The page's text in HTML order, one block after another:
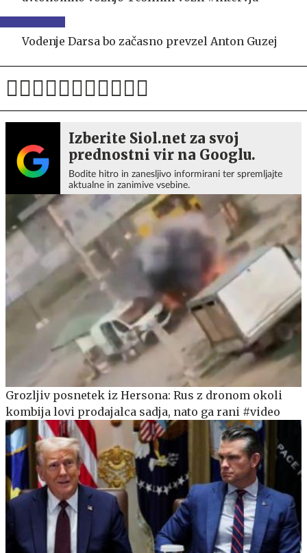
Vodenje Darsa bo začasno prevzel Anton Guzej
Izberite Siol.net za svoj
prednostni vir na Googlu.
Bodite hitro in zanesljivo informirani ter spremljajte
aktualne in zanimive vsebine.
Grozljiv posnetek iz Hersona: Rus z dronom okoli
kombija lovi prodajalca sadja, nato ga rani #video